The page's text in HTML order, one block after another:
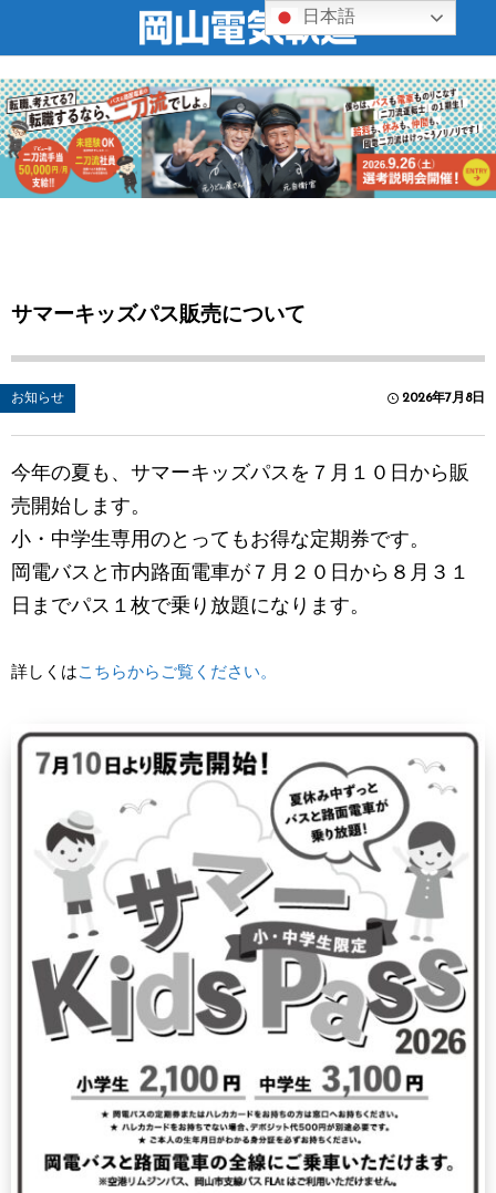
サマーキッズパス販売について
お知らせ 2026年7月8日
今年の夏も、サマーキッズパスを７月１０日から販
売開始します。
小・中学生専用のとってもお得な定期券です。
岡電バスと市内路面電車が７月２０日から８月３１
日までパス１枚で乗り放題になります。
詳しくは こちらからご覧ください。
日本語